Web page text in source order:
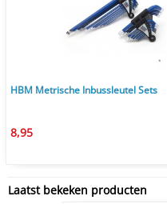
HBM Metrische Inbussleutel Sets
8,95
Laatst bekeken producten